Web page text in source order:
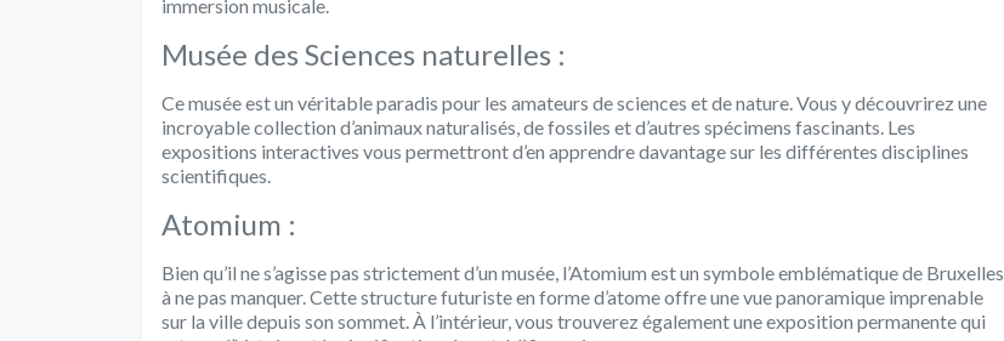
immersion musicale.
Musée des Sciences naturelles :
Ce musée est un véritable paradis pour les amateurs de sciences et de nature. Vous y découvrirez une
incroyable collection d’animaux naturalisés, de fossiles et d’autres spécimens fascinants. Les
expositions interactives vous permettront d’en apprendre davantage sur les différentes disciplines
scientifiques.
Atomium :
Bien qu’il ne s’agisse pas strictement d’un musée, l’Atomium est un symbole emblématique de Bruxelles
à ne pas manquer. Cette structure futuriste en forme d’atome offre une vue panoramique imprenable
sur la ville depuis son sommet. À l’intérieur, vous trouverez également une exposition permanente qui